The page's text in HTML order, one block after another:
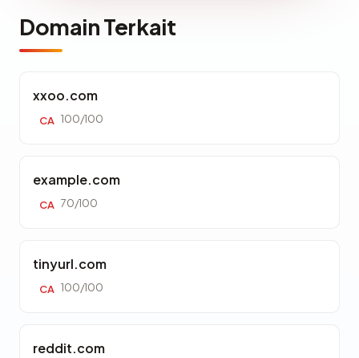
Domain Terkait
xxoo.com
CA 100/100
example.com
CA 70/100
tinyurl.com
CA 100/100
reddit.com